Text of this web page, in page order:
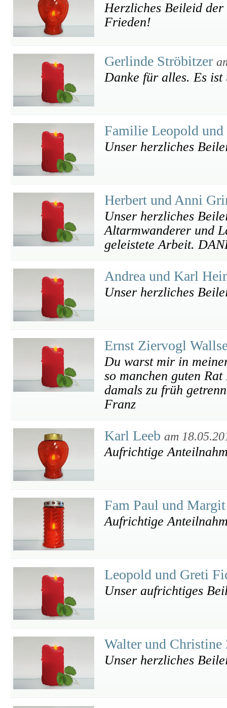
Herzliches Beileid
Frieden!
Gerlinde Ströbitzer
Danke für alles. Es ist
Familie Leopold
Unser herzliches
Herbert und Anni
Unser herzliches
Altarmwanderer und
geleistete Arbeit.
Andrea und Karl
Unser herzliches
Ernst Ziervogl
Du warst mir in
so manchen guten
damals zu früh
Franz
Karl Leeb am
Aufrichtige
Fam Paul und
Aufrichtige
Leopold und Greti
Unser aufrichtiges
Walter und
Unser herzliches